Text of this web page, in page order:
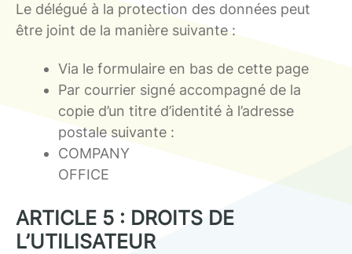
Le délégué à la protection des données peut
être joint de la manière suivante :
Via le formulaire en bas de cette page
Par courrier signé accompagné de la
copie d’un titre d’identité à l’adresse
postale suivante :
COMPANY
OFFICE
ARTICLE 5 : DROITS DE
L’UTILISATEUR